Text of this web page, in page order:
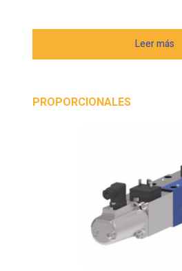
Leer más
PROPORCIONALES